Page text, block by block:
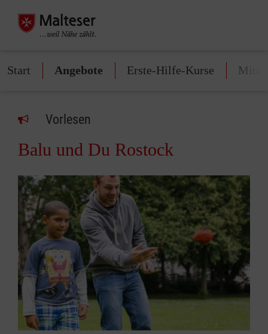
Start Angebote Erste-Hilfe-Kurse
Vorlesen
Balu und Du Rostock